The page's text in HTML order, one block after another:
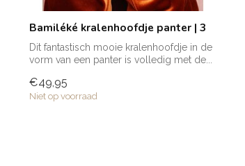
Bamiléké kralenhoofdje panter | 3
Dit fantastisch mooie kralenhoofdje in de
vorm van een panter is volledig met de...
€49,95
Niet op voorraad